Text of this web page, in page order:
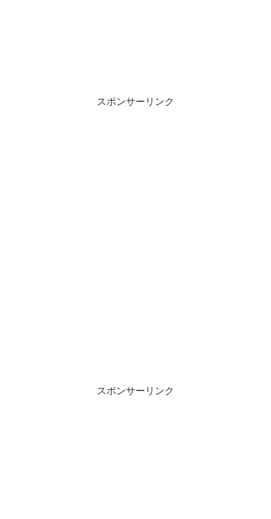
スポンサーリンク
スポンサーリンク